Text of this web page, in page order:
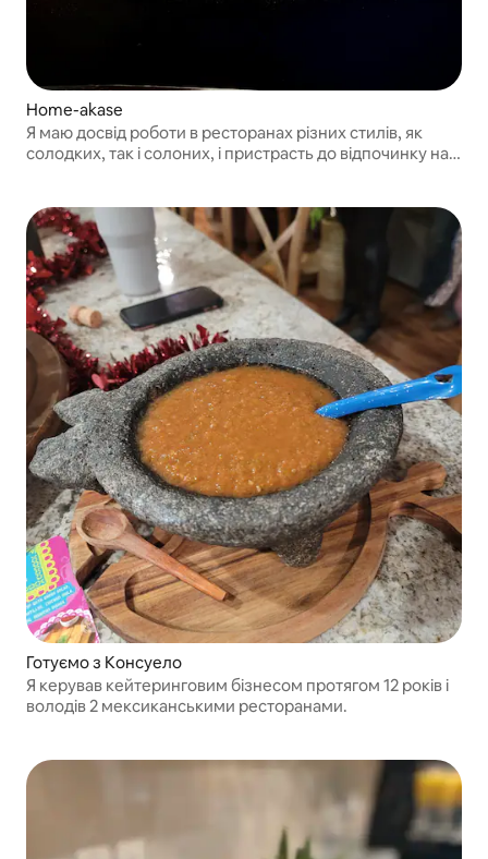
Home-akase
Я маю досвід роботи в ресторанах різних стилів, як
солодких, так і солоних, і пристрасть до відпочинку на
Готуємо з Консуело
Я керував кейтеринговим бізнесом протягом 12 років і
володів 2 мексиканськими ресторанами.